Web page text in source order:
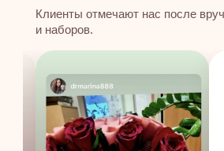
Клиенты отмечают нас после
и наборов.